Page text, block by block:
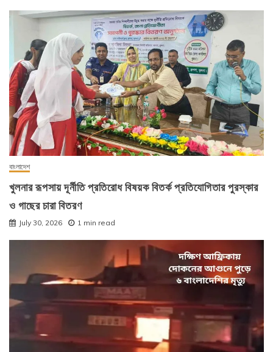
বাংলাদেশ
খুলনার রূপসায় দূর্নীতি প্রতিরোধ বিষয়ক বিতর্ক প্রতিযোগিতার পুরস্কার
ও গাছের চারা বিতরণ
July 30, 2026 1 min read